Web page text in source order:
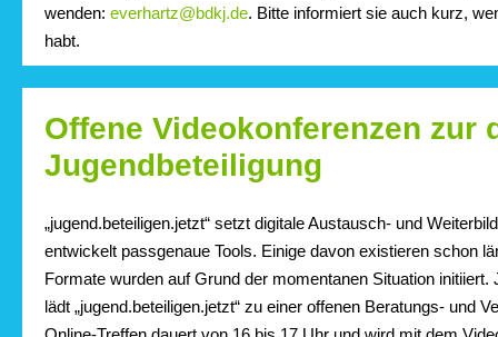
wenden: everhartz@bdkj.de. Bitte informiert sie auch kurz,
habt.
Offene Videokonferenzen zur
Jugendbeteiligung
„jugend.beteiligen.jetzt“ setzt digitale Austausch- und
entwickelt passgenaue Tools. Einige davon existieren schon
Formate wurden auf Grund der momentanen Situation initiiert.
lädt „jugend.beteiligen.jetzt“ zu einer offenen Beratungs- und